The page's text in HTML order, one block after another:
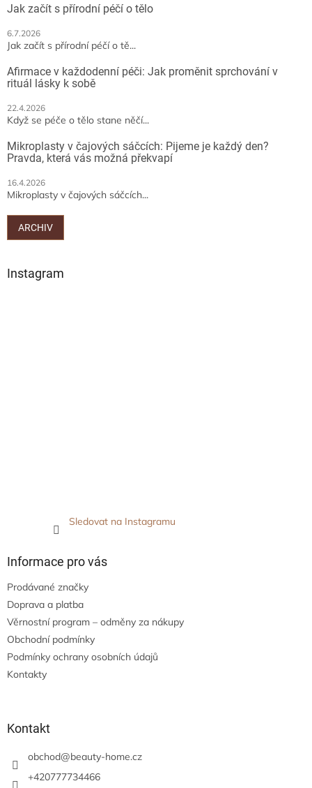
Jak začít s přírodní péčí o tělo
6.7.2026
Jak začít s přírodní péčí o tě...
Afirmace v každodenní péči: Jak proměnit sprchování v
rituál lásky k sobě
22.4.2026
Když se péče o tělo stane něčí...
Mikroplasty v čajových sáčcích: Pijeme je každý den?
Pravda, která vás možná překvapí
16.4.2026
Mikroplasty v čajových sáčcích...
ARCHIV
Instagram
Sledovat na Instagramu
Informace pro vás
Prodávané značky
Doprava a platba
Věrnostní program – odměny za nákupy
Obchodní podmínky
Podmínky ochrany osobních údajů
Kontakty
Kontakt
obchod@beauty-home.cz
+420777734466